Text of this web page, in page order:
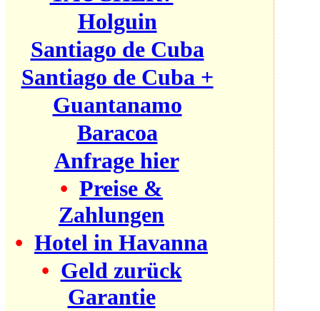
Holguin
Santiago de Cuba
Santiago de Cuba +
Guantanamo
Baracoa
Anfrage hier
• Preise &
Zahlungen
• Hotel in Havanna
• Geld zurück
Garantie